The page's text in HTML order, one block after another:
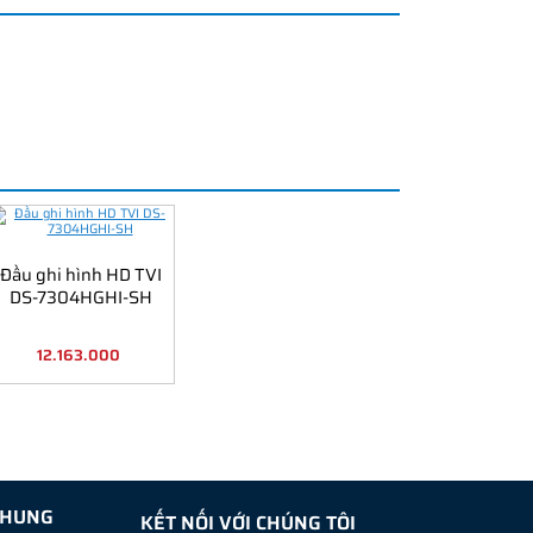
Đầu ghi hình HD TVI
DS-7304HGHI-SH
12.163.000
KẾT NỐI VỚI CHÚNG TÔI